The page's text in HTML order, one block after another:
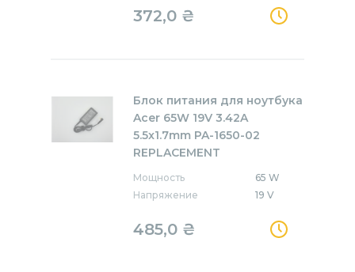
372,0 ₴
Блок питания для ноутбука
Acer 65W 19V 3.42A
5.5x1.7mm PA-1650-02
REPLACEMENT
Мощность
65 W
Напряжение
19 V
485,0 ₴